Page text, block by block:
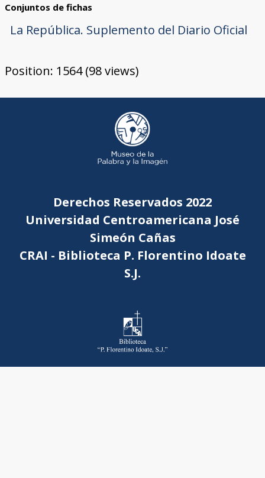
Conjuntos de fichas
La República. Suplemento del Diario Oficial
Position: 1564(98views)
Derechos Reservados 2022
Universidad Centroamericana José
Simeón Cañas
CRAI - Biblioteca P. Florentino Idoate
S.J.